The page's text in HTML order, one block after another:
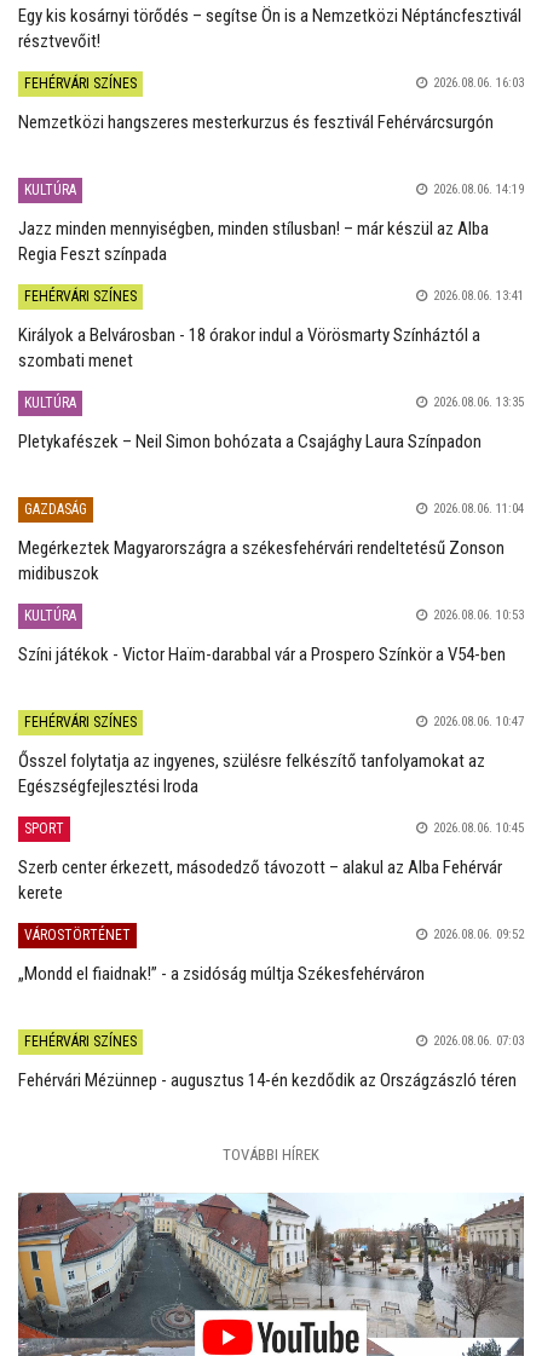
Egy kis kosárnyi törődés – segítse Ön is a Nemzetközi Néptáncfesztivál
résztvevőit!
FEHÉRVÁRI SZÍNES 2026.08.06. 16:03
Nemzetközi hangszeres mesterkurzus és fesztivál Fehérvárcsurgón
KULTÚRA 2026.08.06. 14:19
Jazz minden mennyiségben, minden stílusban! – már készül az Alba
Regia Feszt színpada
FEHÉRVÁRI SZÍNES 2026.08.06. 13:41
Királyok a Belvárosban - 18 órakor indul a Vörösmarty Színháztól a
szombati menet
KULTÚRA 2026.08.06. 13:35
Pletykafészek – Neil Simon bohózata a Csajághy Laura Színpadon
GAZDASÁG 2026.08.06. 11:04
Megérkeztek Magyarországra a székesfehérvári rendeltetésű Zonson
midibuszok
KULTÚRA 2026.08.06. 10:53
Színi játékok - Victor Haïm-darabbal vár a Prospero Színkör a V54-ben
FEHÉRVÁRI SZÍNES 2026.08.06. 10:47
Ősszel folytatja az ingyenes, szülésre felkészítő tanfolyamokat az
Egészségfejlesztési Iroda
SPORT 2026.08.06. 10:45
Szerb center érkezett, másodedző távozott – alakul az Alba Fehérvár
kerete
VÁROSTÖRTÉNET 2026.08.06. 09:52
„Mondd el fiaidnak!” - a zsidóság múltja Székesfehérváron
FEHÉRVÁRI SZÍNES 2026.08.06. 07:03
Fehérvári Mézünnep - augusztus 14-én kezdődik az Országzászló téren
TOVÁBBI HÍREK